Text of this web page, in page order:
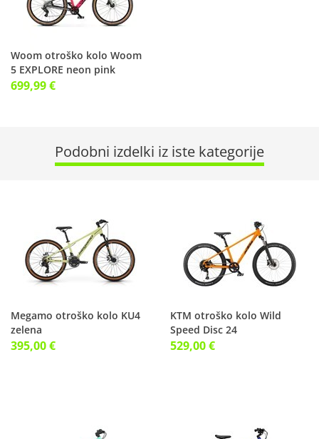
Woom otroško kolo Woom
5 EXPLORE neon pink
699,99 €
Podobni izdelki iz iste kategorije
Megamo otroško kolo KU4
zelena
395,00 €
KTM otroško kolo Wild
Speed Disc 24
529,00 €